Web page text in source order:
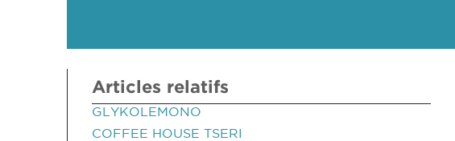
Articles relatifs
GLYKOLEMONO
COFFEE HOUSE TSERI